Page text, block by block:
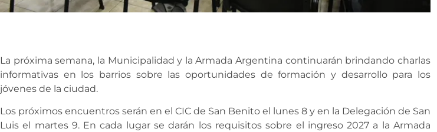
La próxima semana, la Municipalidad y la Armada Argentina continuarán brindando charlas
informativas en los barrios sobre las oportunidades de formación y desarrollo para los
jóvenes de la ciudad.
Los próximos encuentros serán en el CIC de San Benito el lunes 8 y en la Delegación de San
Luis el martes 9. En cada lugar se darán los requisitos sobre el ingreso 2027 a la Armada